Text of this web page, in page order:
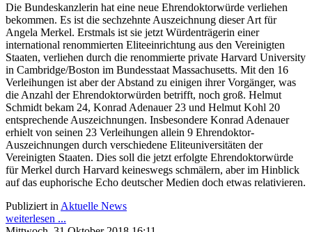
Die Bundeskanzlerin hat eine neue Ehrendoktorwürde verliehen
bekommen. Es ist die sechzehnte Auszeichnung dieser Art für
Angela Merkel. Erstmals ist sie jetzt Würdenträgerin einer
international renommierten Eliteeinrichtung aus den Vereinigten
Staaten, verliehen durch die renommierte private Harvard University
in Cambridge/Boston im Bundesstaat Massachusetts. Mit den 16
Verleihungen ist aber der Abstand zu einigen ihrer Vorgänger, was
die Anzahl der Ehrendoktorwürden betrifft, noch groß. Helmut
Schmidt bekam 24, Konrad Adenauer 23 und Helmut Kohl 20
entsprechende Auszeichnungen. Insbesondere Konrad Adenauer
erhielt von seinen 23 Verleihungen allein 9 Ehrendoktor-
Auszeichnungen durch verschiedene Eliteuniversitäten der
Vereinigten Staaten. Dies soll die jetzt erfolgte Ehrendoktorwürde
für Merkel durch Harvard keineswegs schmälern, aber im Hinblick
auf das euphorische Echo deutscher Medien doch etwas relativieren.
Publiziert in Aktuelle News
weiterlesen ...